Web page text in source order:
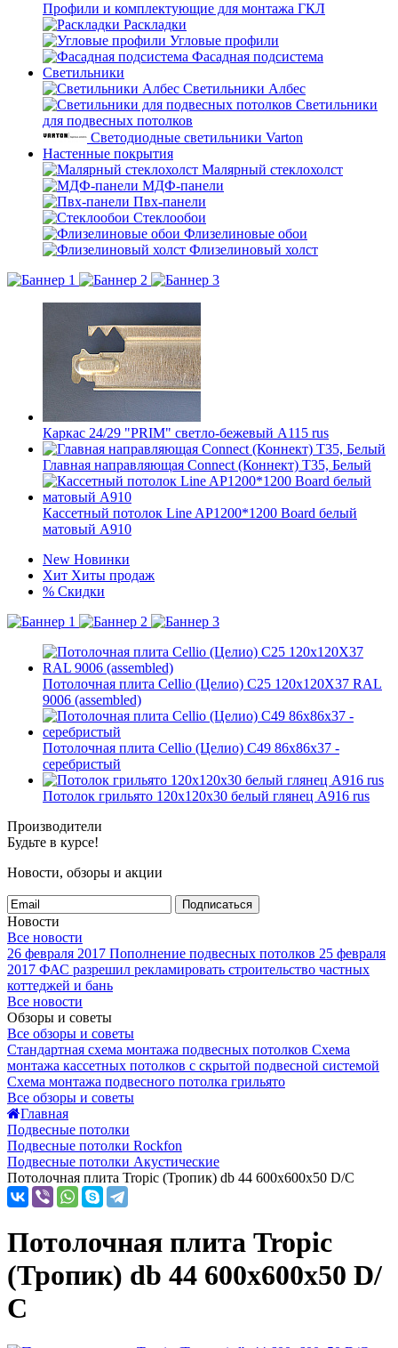
Профили и комплектующие для монтажа ГКЛ
Раскладки
Угловые профили
Фасадная подсистема
Светильники
Светильники Албес
Светильники
для подвесных потолков
Светодиодные светильники Varton
Настенные покрытия
Малярный стеклохолст
МДФ-панели
Пвх-панели
Стеклообои
Флизелиновые обои
Флизелиновый холст
Каркас 24/29 "PRIM" светло-бежевый А115 rus
Главная направляющая Connect (Коннект) T35, Белый
Кассетный потолок Line AP1200*1200 Board белый
матовый А910
New Новинки
Хит Хиты продаж
% Скидки
Потолочная плита Cellio (Целио) C25 120x120X37 RAL
9006 (assembled)
Потолочная плита Cellio (Целио) C49 86x86x37 -
серебристый
Потолок грильято 120х120х30 белый глянец А916 rus
Производители
Будьте в курсе!
Новости, обзоры и акции
Подписаться
Новости
Все новости
26 февраля 2017 Пополнение подвесных потолков 25 февраля
2017 ФАС разрешил рекламировать строительство частных
коттеджей и бань
Все новости
Обзоры и советы
Все обзоры и советы
Стандартная схема монтажа подвесных потолков Схема
монтажа кассетных потолков с скрытой подвесной системой
Схема монтажа подвесного потолка грильято
Все обзоры и советы
Главная
Подвесные потолки
Подвесные потолки Rockfon
Подвесные потолки Акустические
Потолочная плита Tropic (Тропик) db 44 600x600x50 D/С
Потолочная плита Tropic
(Тропик) db 44 600x600x50 D/
С